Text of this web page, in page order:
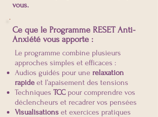
vous.
Ce que le Programme RESET Anti-
Anxiété vous apporte :
Le programme combine plusieurs
approches simples et efficaces :
Audios guidés pour une relaxation
rapide et l’apaisement des tensions
Techniques TCC pour comprendre vos
déclencheurs et recadrer vos pensées
Visualisations et exercices pratiques